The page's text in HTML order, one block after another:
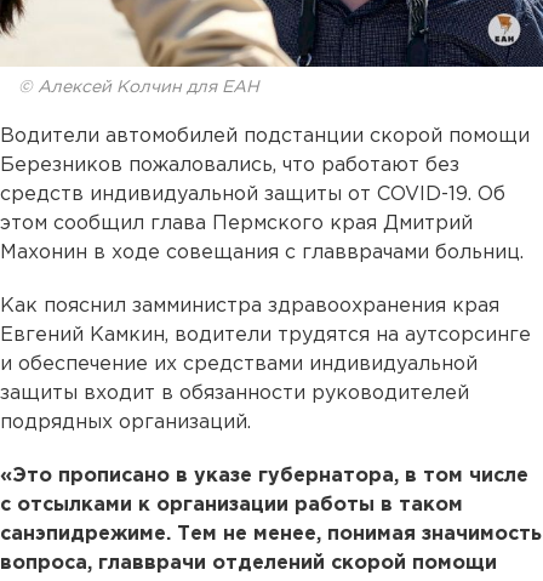
© Алексей Колчин для ЕАН
Водители автомобилей подстанции скорой помощи
Березников пожаловались, что работают без
средств индивидуальной защиты от COVID-19. Об
этом сообщил глава Пермского края Дмитрий
Махонин в ходе совещания с главврачами больниц.
Как пояснил замминистра здравоохранения края
Евгений Камкин, водители трудятся на аутсорсинге
и обеспечение их средствами индивидуальной
защиты входит в обязанности руководителей
подрядных организаций.
«Это прописано в указе губернатора, в том числе
с отсылками к организации работы в таком
санэпидрежиме. Тем не менее, понимая значимость
вопроса, главврачи отделений скорой помощи